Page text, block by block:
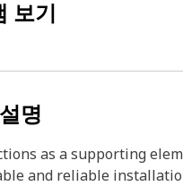
보기
명
as a supporting
and reliable